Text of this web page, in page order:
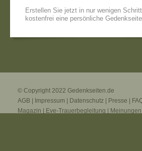
Erstellen Sie jetzt in nur wenigen
kostenfrei eine persönliche
© Copyright 2022 Gedenkseiten.de
AGB
Impressum Datenschutz Presse
Magazin
Eve-Trauerbegleitung Meinungen